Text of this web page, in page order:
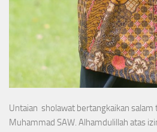
Untaian sholawat bertangkaikan salam
Muhammad SAW. Alhamdulillah atas